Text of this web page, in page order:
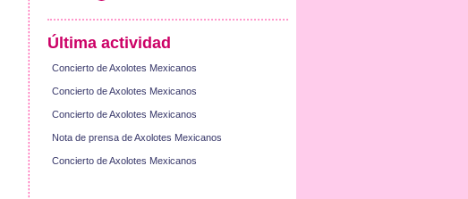
Última actividad
Concierto de Axolotes Mexicanos
Concierto de Axolotes Mexicanos
Concierto de Axolotes Mexicanos
Nota de prensa de Axolotes Mexicanos
Concierto de Axolotes Mexicanos